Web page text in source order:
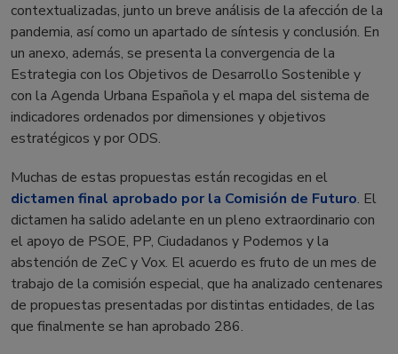
contextualizadas, junto un breve análisis de la afección de la
pandemia, así como un apartado de síntesis y conclusión. En
un anexo, además, se presenta la convergencia de la
Estrategia con los Objetivos de Desarrollo Sostenible y
con la Agenda Urbana Española y el mapa del sistema de
indicadores ordenados por dimensiones y objetivos
estratégicos y por ODS.
Muchas de estas propuestas están recogidas en el
dictamen final aprobado por la Comisión de Futuro. El
dictamen ha salido adelante en un pleno extraordinario con
el apoyo de PSOE, PP, Ciudadanos y Podemos y la
abstención de ZeC y Vox. El acuerdo es fruto de un mes de
trabajo de la comisión especial, que ha analizado centenares
de propuestas presentadas por distintas entidades, de las
que finalmente se han aprobado 286.